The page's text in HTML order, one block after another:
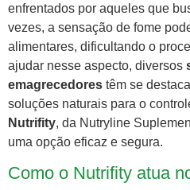
enfrentados por aqueles que
vezes, a sensação de fome
alimentares, dificultando o
ajudar nesse aspecto, diversos
emagrecedores têm se
soluções naturais para o
Nutrifity, da Nutryline
uma opção eficaz e segura.
Como o Nutrifity atua